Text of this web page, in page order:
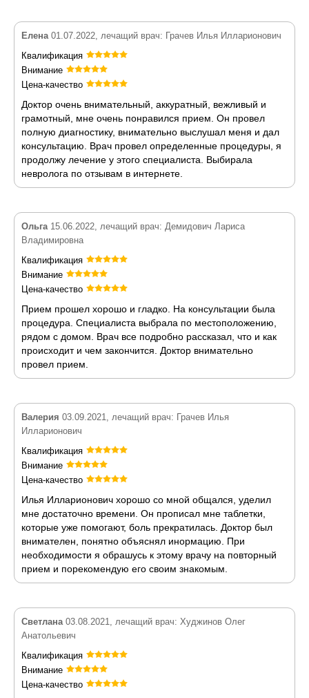
Елена01.07.2022, лечащий врач: Грачев Илья Илларионович
Квалификация
Внимание
Цена-качество
Доктор очень внимательный, аккуратный, вежливый и
грамотный, мне очень понравился прием. Он провел
полную диагностику, внимательно выслушал меня и дал
консультацию. Врач провел определенные процедуры, я
продолжу лечение у этого специалиста. Выбирала
невролога по отзывам в интернете.
Ольга15.06.2022, лечащий врач: Демидович Лариса
Владимировна
Квалификация
Внимание
Цена-качество
Прием прошел хорошо и гладко. На консультации была
процедура. Специалиста выбрала по местоположению,
рядом с домом. Врач все подробно рассказал, что и как
происходит и чем закончится. Доктор внимательно
провел прием.
Валерия 03.09.2021, лечащий врач: Грачев Илья
Илларионович
Квалификация
Внимание
Цена-качество
Илья Илларионович хорошо со мной общался, уделил
мне достаточно времени. Он прописал мне таблетки,
которые уже помогают, боль прекратилась. Доктор был
внимателен, понятно объяснял инормацию. При
необходимости я обрашусь к этому врачу на повторный
прием и порекомендую его своим знакомым.
Светлана03.08.2021, лечащий врач: Худжинов Олег
Анатольевич
Квалификация
Внимание
Цена-качество